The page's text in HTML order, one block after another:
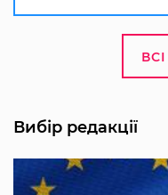
Вибір редакції